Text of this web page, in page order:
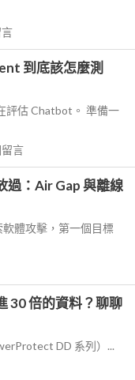
到底該怎麼測
評估 Chatbot。 準備一
言
過：Air Gap 與離線
體攻擊，第一個目標
30 倍的資料？聊聊
DD 系列）...